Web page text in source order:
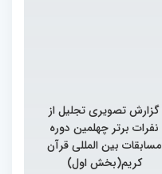
گزارش تصویری تجلیل از
نفرات برتر چهلمین دوره
مسابقات بین المللی قرآن
کریم(بخش اول)